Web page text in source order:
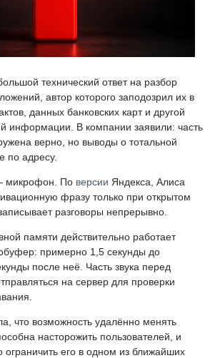
технический ответ на разбор
автор которого заподозрил их в
данных банковских карт и другой
информации. В компании заявили: часть
верно, но выводы о тотальной
по адресу.
микрофон. По версии Яндекса, Алиса
фразу только при открытом
разговоры непрерывно.
памяти действительно работает
примерно 1,5 секунды до
после неё. Часть звука перед
на сервер для проверки
что возможность удалённо менять
насторожить пользователей, и
ограничить его в одном из ближайших